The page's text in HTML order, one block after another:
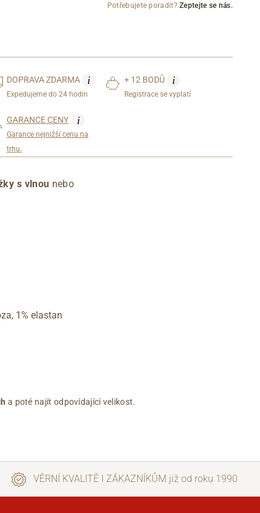
Potřebujete poradit?Zeptejte se nás.
DOPRAVAZDARMA i
Expedujeme do 24 hodin
+ 12 BODŮ i
Registrace se vyplatí
GARANCE CENY i
Garance nejnižší cenu na
trhu.
s vlnou nebo
1% elastan
a poté najít odpovídající velikost.
VĚRNÍ KVALITĚ I ZÁKAZNÍKŮM již od roku 1990